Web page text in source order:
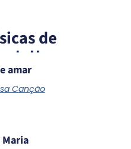
de
amar
Canção
Maria